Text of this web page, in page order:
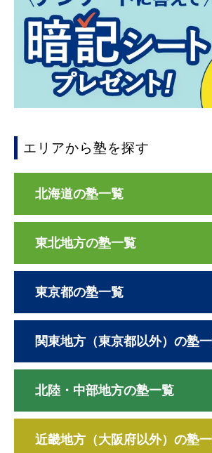
エリアから塾を探す
北海道の塾一覧
東北地方の塾一覧
東京都の塾一覧
関東地方（東京都以外）の塾
北陸・中部地方の塾一覧
近畿地方（大阪府以外）の塾